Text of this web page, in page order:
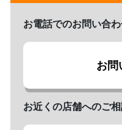
お電話でのお問い合
お問
お近くの店舗へのご